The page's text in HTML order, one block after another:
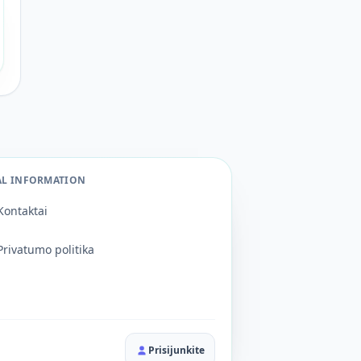
INFORMATION
politika
Prisijunkite